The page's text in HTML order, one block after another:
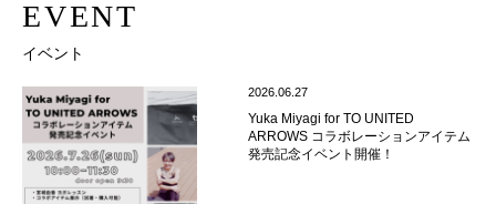
EVENT
イベント
2026.06.27
Yuka Miyagi for TO UNITED
ARROWS コラボレーションアイテム
発売記念イベント開催！